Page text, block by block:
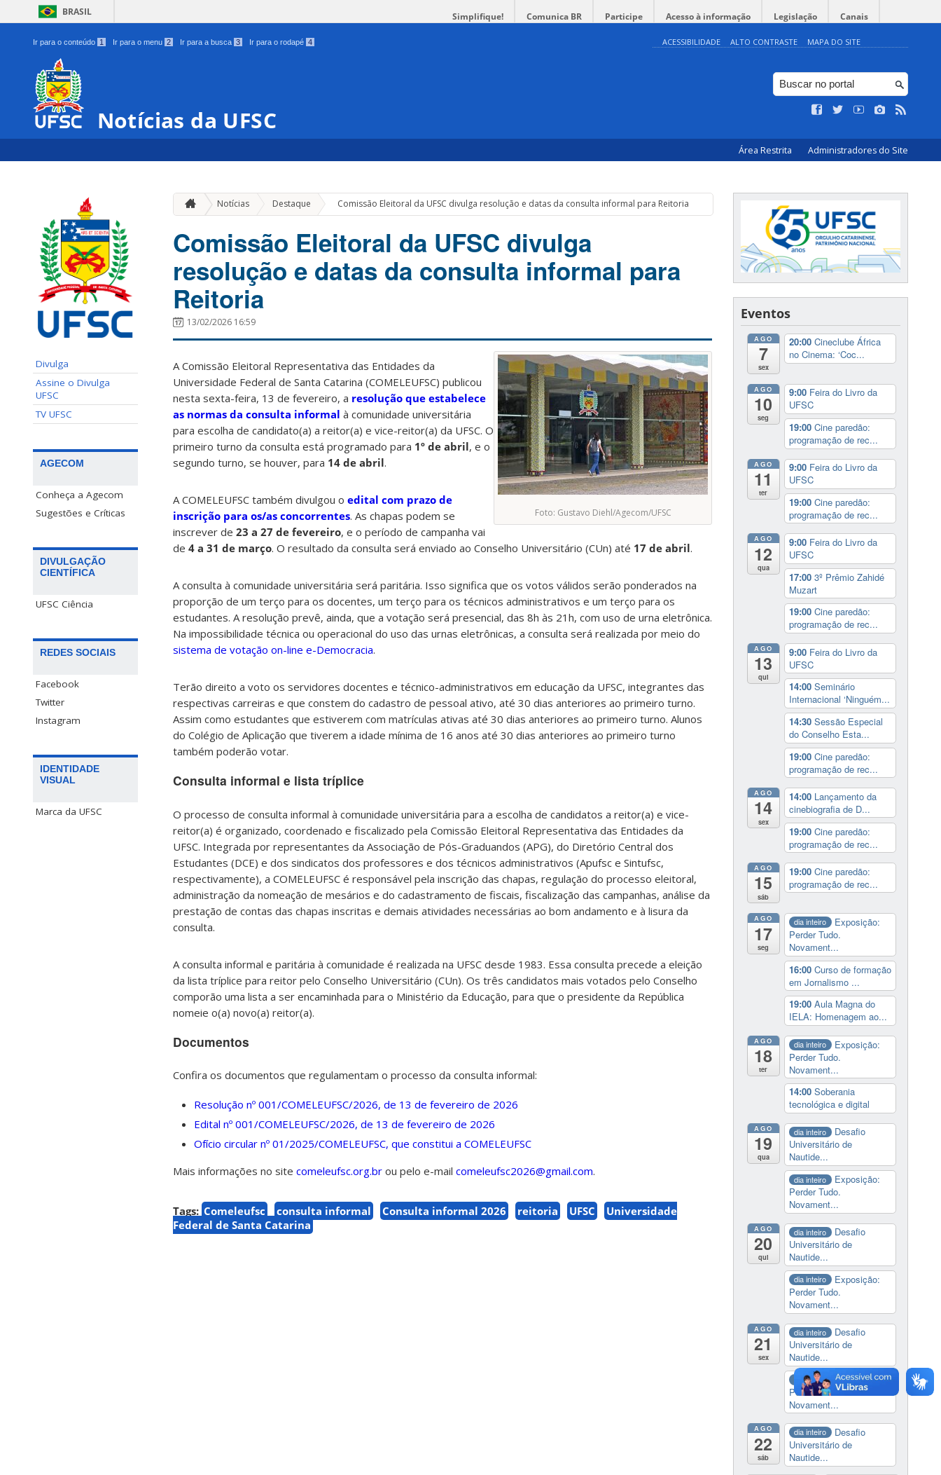
BRASIL Simplifique! Comunica BR Participe Acesso à informação Legislação Canais
Ir para o conteúdo 1 Ir para o menu 2 Ir para a busca 3 Ir para o rodapé 4 ACESSIBILIDADE ALTO CONTRASTE MAPA DO SITE
Notícias da UFSC
Área Restrita Administradores do Site
Divulga
Assine o Divulga
UFSC
TV UFSC
AGECOM
Conheça a Agecom
Sugestões e Críticas
DIVULGAÇÃO
CIENTÍFICA
UFSC Ciência
REDES SOCIAIS
Facebook
Twitter
Instagram
IDENTIDADE
VISUAL
Marca da UFSC
Notícias Destaque » Comissão Eleitoral da UFSC divulga resolução e datas da consulta informal para Reitoria
Comissão Eleitoral da UFSC divulga
resolução e datas da consulta informal para
Reitoria
13/02/2026 16:59
Foto: Gustavo Diehl/Agecom/UFSC
A Comissão Eleitoral Representativa das Entidades da
Universidade Federal de Santa Catarina (COMELEUFSC) publicou
nesta sexta-feira, 13 de fevereiro, a resolução que estabelece
as normas da consulta informal à comunidade universitária
para escolha de candidato(a) a reitor(a) e vice-reitor(a) da UFSC. O
primeiro turno da consulta está programado para 1º de abril, e o
segundo turno, se houver, para 14 de abril.
A COMELEUFSC também divulgou o edital com prazo de
inscrição para os/as concorrentes. As chapas podem se
inscrever de 23 a 27 de fevereiro, e o período de campanha vai
de 4 a 31 de março. O resultado da consulta será enviado ao Conselho Universitário (CUn) até 17 de abril.
A consulta à comunidade universitária será paritária. Isso significa que os votos válidos serão ponderados na
proporção de um terço para os docentes, um terço para os técnicos administrativos e um terço para os
estudantes. A resolução prevê, ainda, que a votação será presencial, das 8h às 21h, com uso de urna eletrônica.
Na impossibilidade técnica ou operacional do uso das urnas eletrônicas, a consulta será realizada por meio do
sistema de votação on-line e-Democracia.
Terão direito a voto os servidores docentes e técnico-administrativos em educação da UFSC, integrantes das
respectivas carreiras e que constem do cadastro de pessoal ativo, até 30 dias anteriores ao primeiro turno.
Assim como estudantes que estiverem com matrículas ativas até 30 dias anteriores ao primeiro turno. Alunos
do Colégio de Aplicação que tiverem a idade mínima de 16 anos até 30 dias anteriores ao primeiro turno
também poderão votar.
Consulta informal e lista tríplice
O processo de consulta informal à comunidade universitária para a escolha de candidatos a reitor(a) e vice-
reitor(a) é organizado, coordenado e fiscalizado pela Comissão Eleitoral Representativa das Entidades da
UFSC. Integrada por representantes da Associação de Pós-Graduandos (APG), do Diretório Central dos
Estudantes (DCE) e dos sindicatos dos professores e dos técnicos administrativos (Apufsc e Sintufsc,
respectivamente), a COMELEUFSC é responsável pela inscrição das chapas, regulação do processo eleitoral,
administração da nomeação de mesários e do cadastramento de fiscais, fiscalização das campanhas, análise da
prestação de contas das chapas inscritas e demais atividades necessárias ao bom andamento e à lisura da
consulta.
A consulta informal e paritária à comunidade é realizada na UFSC desde 1983. Essa consulta precede a eleição
da lista tríplice para reitor pelo Conselho Universitário (CUn). Os três candidatos mais votados pelo Conselho
comporão uma lista a ser encaminhada para o Ministério da Educação, para que o presidente da República
nomeie o(a) novo(a) reitor(a).
Documentos
Confira os documentos que regulamentam o processo da consulta informal:
Resolução nº 001/COMELEUFSC/2026, de 13 de fevereiro de 2026
Edital nº 001/COMELEUFSC/2026, de 13 de fevereiro de 2026
Ofício circular nº 01/2025/COMELEUFSC, que constitui a COMELEUFSC
Mais informações no site comeleufsc.org.br ou pelo e-mail comeleufsc2026@gmail.com.
Tags: Comeleufsc consulta informal Consulta informal 2026 reitoria UFSC
Universidade
Federal de Santa Catarina
Eventos
AGO
7
sex
20:00 Cineclube África
no Cinema: ‘Coc...
AGO
10
seg
9:00 Feira do Livro da
UFSC
19:00 Cine paredão:
programação de rec...
AGO
11
ter
9:00 Feira do Livro da
UFSC
19:00 Cine paredão:
programação de rec...
AGO
12
qua
9:00 Feira do Livro da
UFSC
17:00 3º Prêmio Zahidé
Muzart
19:00 Cine paredão:
programação de rec...
AGO
13
qui
9:00 Feira do Livro da
UFSC
14:00 Seminário
Internacional ‘Ninguém...
14:30 Sessão Especial
do Conselho Esta...
19:00 Cine paredão:
programação de rec...
AGO
14
sex
14:00 Lançamento da
cinebiografia de D...
19:00 Cine paredão:
programação de rec...
AGO
15
sáb
19:00 Cine paredão:
programação de rec...
AGO
17
seg
dia inteiro
Exposição:
Perder Tudo.
Novament...
16:00 Curso de formação
em Jornalismo ...
19:00 Aula Magna do
IELA: Homenagem ao...
AGO
18
ter
dia inteiro
Exposição:
Perder Tudo.
Novament...
14:00 Soberania
tecnológica e digital
AGO
19
qua
dia inteiro
Desafio
Universitário de
Nautide...
dia inteiro
Exposição:
Perder Tudo.
Novament...
AGO
20
qui
dia inteiro
Desafio
Universitário de
Nautide...
dia inteiro
Exposição:
Perder Tudo.
Novament...
AGO
21
sex
dia inteiro
Desafio
Universitário de
Nautide...
dia inteiro
Exposição:
Perder Tudo.
Novament...
AGO
22
sáb
dia inteiro
Desafio
Universitário de
Nautide...